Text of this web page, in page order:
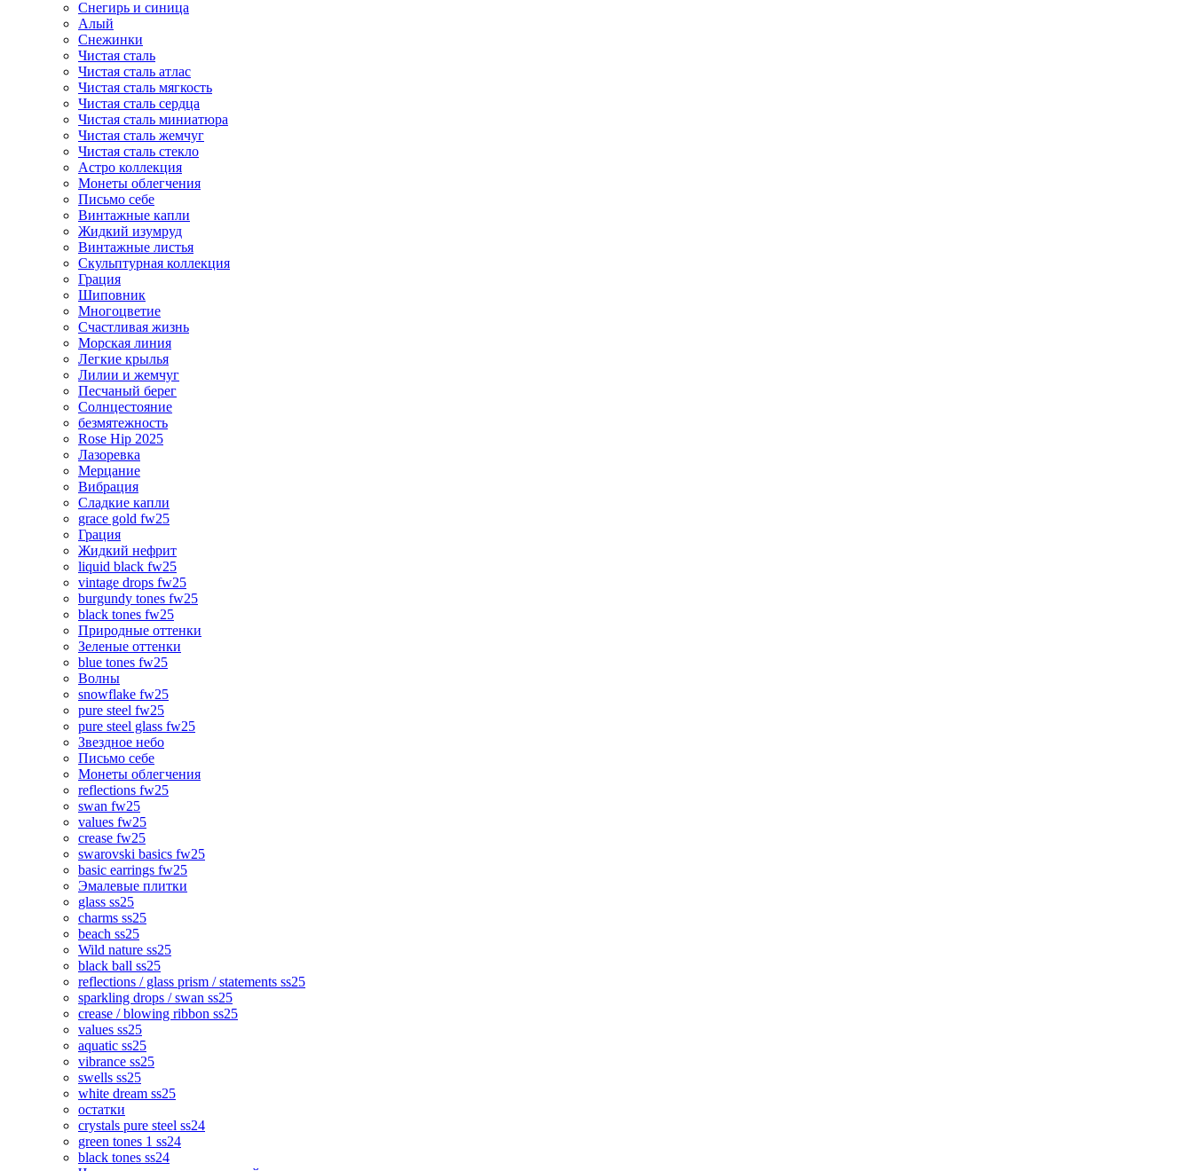
Снегирь и синица
Алый
Снежинки
Чистая сталь
Чистая сталь атлас
Чистая сталь мягкость
Чистая сталь сердца
Чистая сталь миниатюра
Чистая сталь жемчуг
Чистая сталь стекло
Астро коллекция
Монеты облегчения
Письмо себе
Винтажные капли
Жидкий изумруд
Винтажные листья
Скульптурная коллекция
Грация
Шиповник
Многоцветие
Счастливая жизнь
Морская линия
Легкие крылья
Лилии и жемчуг
Песчаный берег
Солнцестояние
безмятежность
Rose Hip 2025
Лазоревка
Мерцание
Вибрация
Сладкие капли
grace gold fw25
Грация
Жидкий нефрит
liquid black fw25
vintage drops fw25
burgundy tones fw25
black tones fw25
Природные оттенки
Зеленые оттенки
blue tones fw25
Волны
snowflake fw25
pure steel fw25
pure steel glass fw25
Звездное небо
Письмо себе
Монеты облегчения
reflections fw25
swan fw25
values fw25
crease fw25
swarovski basics fw25
basic earrings fw25
Эмалевые плитки
glass ss25
charms ss25
beach ss25
Wild nature ss25
black ball ss25
reflections / glass prism / statements ss25
sparkling drops / swan ss25
crease / blowing ribbon ss25
values ss25
aquatic ss25
vibrance ss25
swells ss25
white dream ss25
остатки
crystals pure steel ss24
green tones 1 ss24
black tones ss24